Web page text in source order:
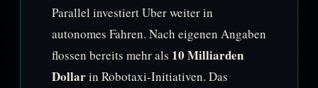
Parallel investiert Uber weiter in
autonomes Fahren. Nach eigenen Angaben
flossen bereits mehr als 10 Milliarden
Dollarin Robotaxi-Initiativen. Das